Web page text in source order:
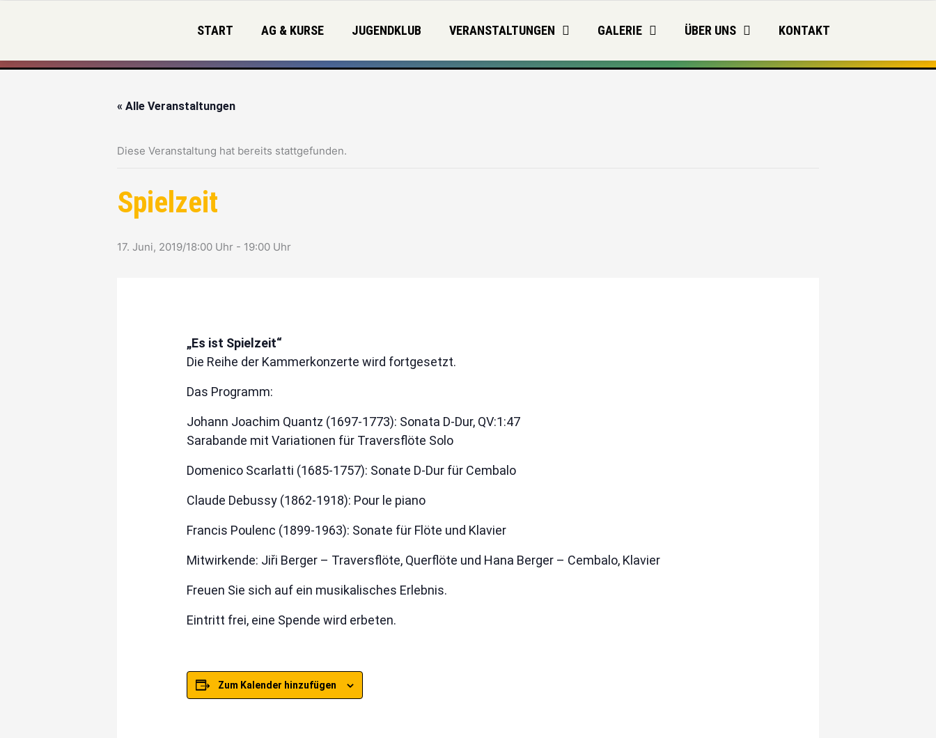
START AG & KURSE JUGENDKLUB VERANSTALTUNGEN GALERIE ÜBER UNS KONTAKT
« Alle Veranstaltungen
Diese Veranstaltung hat bereits stattgefunden.
Spielzeit
17. Juni, 2019/18:00 Uhr - 19:00 Uhr
„Es ist Spielzeit“
Die Reihe der Kammerkonzerte wird fortgesetzt.
Das Programm:
Johann Joachim Quantz (1697-1773): Sonata D-Dur, QV:1:47
Sarabande mit Variationen für Traversflöte Solo
Domenico Scarlatti (1685-1757): Sonate D-Dur für Cembalo
Claude Debussy (1862-1918): Pour le piano
Francis Poulenc (1899-1963): Sonate für Flöte und Klavier
Mitwirkende: Jiři Berger – Traversflöte, Querflöte und Hana Berger – Cembalo, Klavier
Freuen Sie sich auf ein musikalisches Erlebnis.
Eintritt frei, eine Spende wird erbeten.
Zum Kalender hinzufügen